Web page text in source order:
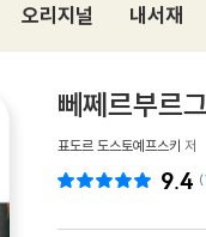
오리지널 내서재
뻬쩨르부르
표도르 도스토예프스키 저
9.4 (